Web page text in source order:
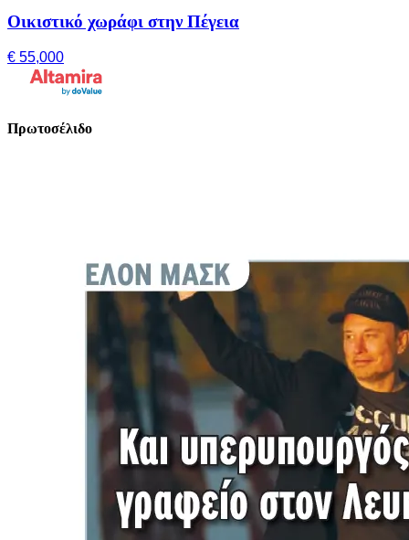
Οικιστικό χωράφι στην Πέγεια
€ 55,000
Πρωτοσέλιδο